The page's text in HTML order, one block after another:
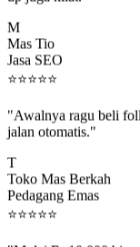
Mas Tio
Jasa SEO
⭐⭐⭐⭐⭐
jalan otomatis."
Toko Mas Berkah
Pedagang Emas
⭐⭐⭐⭐⭐